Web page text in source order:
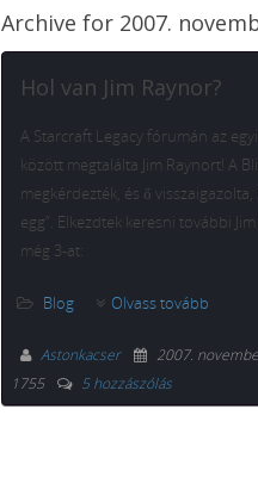
Archive for 2007.
Hol van Jim Raynor?
A Starcraft Legacy fórumán az
között megtalálta Jim Raynort! A
megkérdezték, és ő
egg”. Elkezdtek keresni további
még 3-at:
Blog Olvass tovább
Astonkacser 2007.
1755
5 hozzászólás